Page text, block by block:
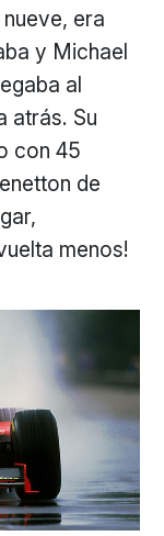
era
y Michael
al
atrás. Su
con 45
de
menos!